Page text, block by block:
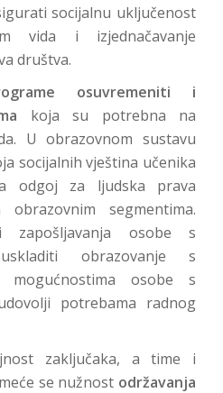
socijalnu uključenost
vida i izjednačavanje
društva.
osuvremeniti i
koja su potrebna na
U obrazovnom sustavu
socijalnih vještina učenika
odgoj za ljudska prava
segmentima.
zapošljavanja osobe s
obrazovanje s
osobe s
potrebama radnog
zaključaka, a time i
se nužnost održavanja